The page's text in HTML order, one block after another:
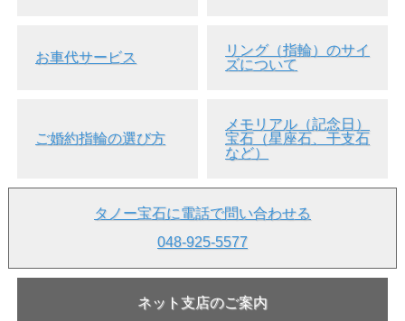
お車代サービス
リング（指輪）のサイ
ズについて
ご婚約指輪の選び方
メモリアル（記念日）
宝石（星座石、干支石
など）
タノー宝石に電話で問い合わせる
048-925-5577
ネット支店のご案内